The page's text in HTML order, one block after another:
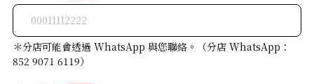
＊分店可能會透過 WhatsApp 與您聯絡。（分店 WhatsApp：
852 9071 6119）